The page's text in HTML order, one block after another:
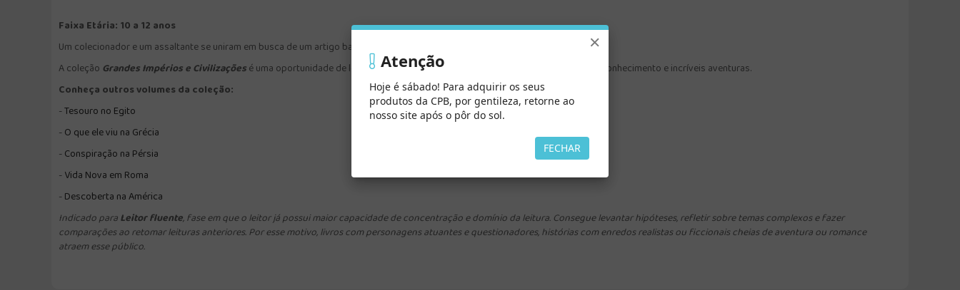
Faixa Etária: 10 a 12 anos
Um colecionador e um assaltante se uniram em busca de um artigo babilônico, mas algo inesperado aconteceu.
A coleção Grandes Impérios e Civilizaçõesé uma oportunidade de leitura imperdível para quem gosta de boas histórias, muito conhecimento e incríveis aventuras.
Conheça outros volumes da coleção:
-Tesouro no Egito
-O que ele viu na Grécia
-Conspiração na Pérsia
-Vida Nova em Roma
-Descoberta na América
Indicado paraLeitor fluente, fase em que o leitor já possui maior capacidade de concentração e domínio da leitura. Consegue levantar hipóteses, refletir sobre temas complexos e fazer
comparações ao retomar leituras anteriores. Por esse motivo, livros com personagens atuantes e questionadores, histórias com enredos realistas ou ficcionais cheias de aventura ou romance
atraem esse público.
×
Atenção
Hoje é sábado! Para adquirir os seus
produtos da CPB, por gentileza, retorne ao
nosso site após o pôr do sol.
FECHAR